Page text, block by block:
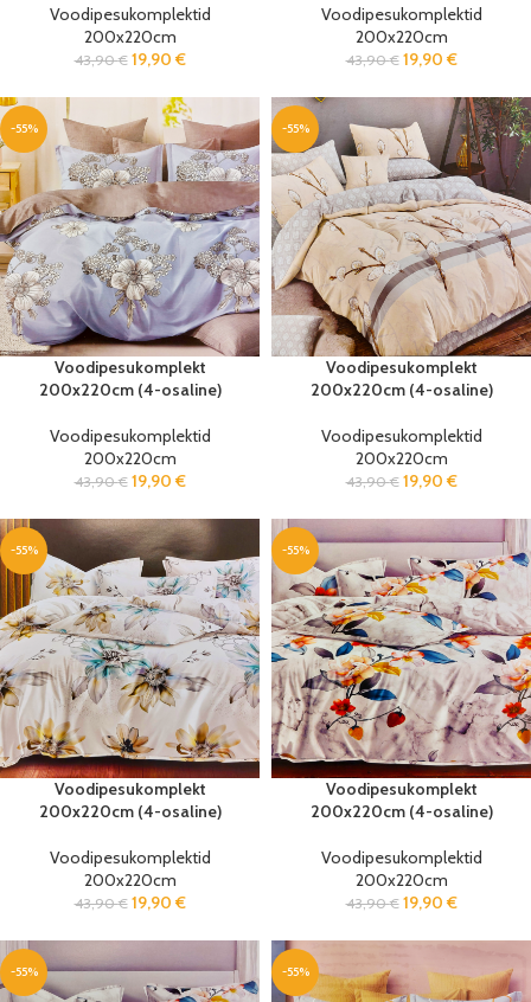
Voodipesukomplektid
200x220cm
43,90€ 19,90 €
Voodipesukomplektid
200x220cm
43,90€ 19,90 €
-55%
Voodipesukomplekt
200x220cm (4-osaline)
Voodipesukomplektid
200x220cm
43,90€ 19,90 €
-55%
Voodipesukomplekt
200x220cm (4-osaline)
Voodipesukomplektid
200x220cm
43,90€ 19,90 €
-55%
Voodipesukomplekt
200x220cm (4-osaline)
Voodipesukomplektid
200x220cm
43,90€ 19,90 €
-55%
Voodipesukomplekt
200x220cm (4-osaline)
Voodipesukomplektid
200x220cm
43,90€ 19,90 €
-55% -55%